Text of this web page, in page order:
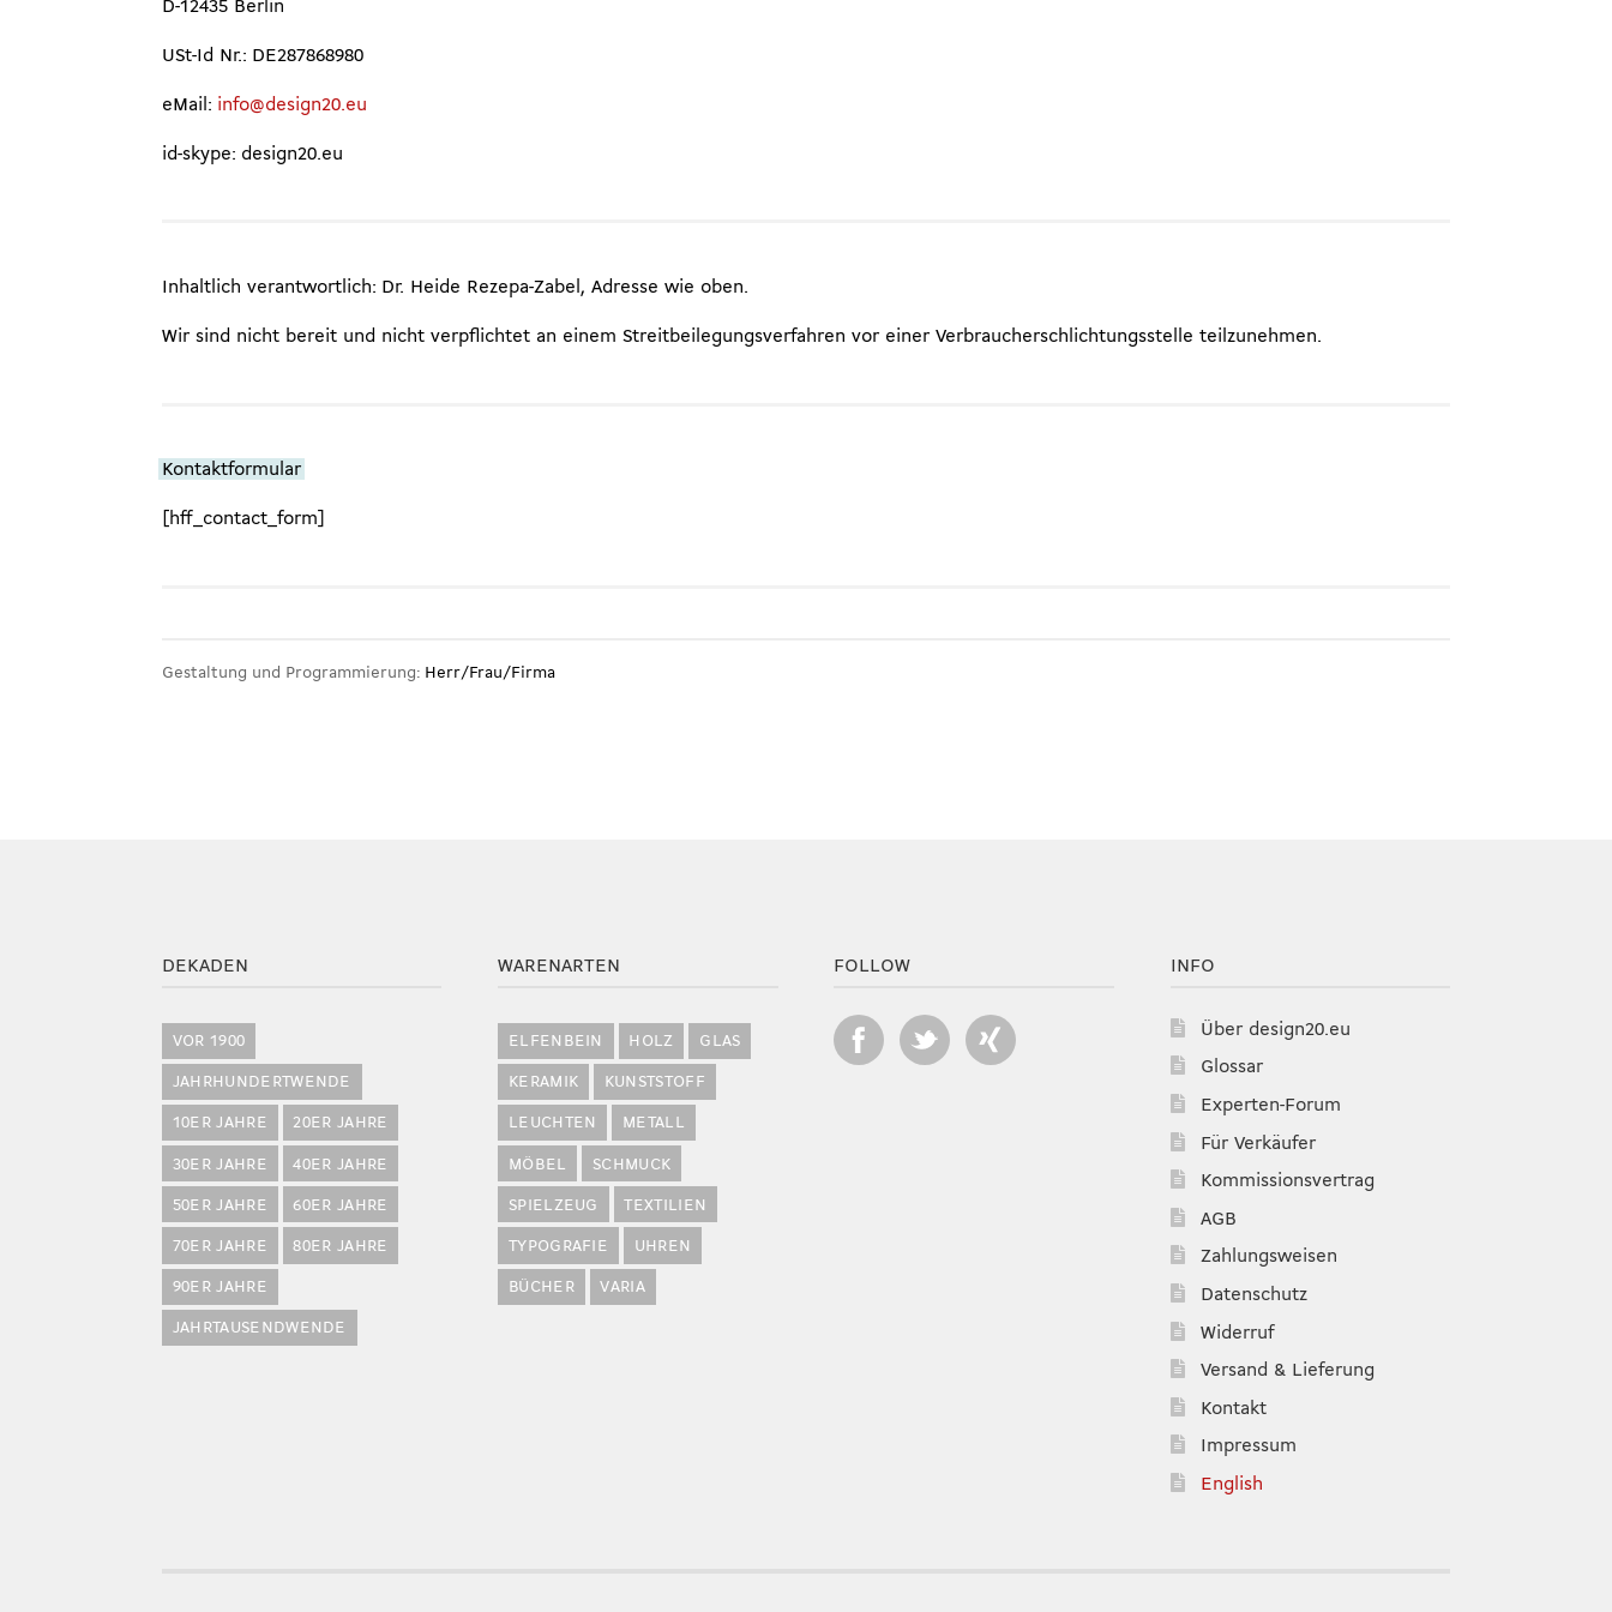
D-12435 Berlin
USt-Id Nr.: DE287868980
eMail: info@design20.eu
id-skype: design20.eu
Inhaltlich verantwortlich: Dr. Heide Rezepa-Zabel, Adresse wie oben.
Wir sind nicht bereit und nicht verpflichtet an einem Streitbeilegungsverfahren vor einer Verbraucherschlichtungsstelle teilzunehmen.
Kontaktformular
[hff_contact_form]
Gestaltung und Programmierung: Herr/Frau/Firma
DEKADEN
VOR 1900
JAHRHUNDERTWENDE
10ER JAHRE 20ER JAHRE
30ER JAHRE 40ER JAHRE
50ER JAHRE 60ER JAHRE
70ER JAHRE 80ER JAHRE
90ER JAHRE
JAHRTAUSENDWENDE
WARENARTEN
ELFENBEIN HOLZ GLAS
KERAMIK KUNSTSTOFF
LEUCHTEN METALL
MÖBEL SCHMUCK
SPIELZEUG TEXTILIEN
TYPOGRAFIE UHREN
BÜCHER VARIA
FOLLOW INFO
Über design20.eu
Glossar
Experten-Forum
Für Verkäufer
Kommissionsvertrag
AGB
Zahlungsweisen
Datenschutz
Widerruf
Versand & Lieferung
Kontakt
Impressum
English